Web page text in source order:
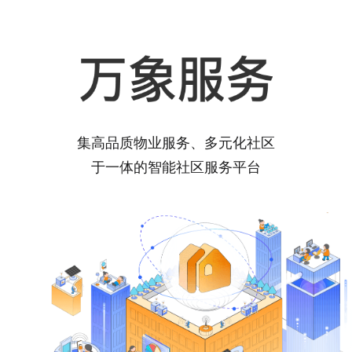
集高品质物业服务、多元化社区
于一体的智能社区服务平台